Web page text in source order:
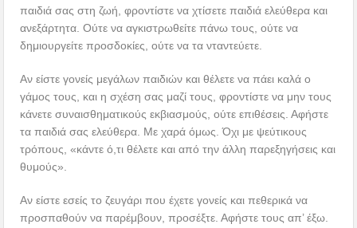
παιδιά σας στη ζωή, φροντίστε να χτίσετε παιδιά ελεύθερα και
ανεξάρτητα. Ούτε να αγκιστρωθείτε πάνω τους, ούτε να
δημιουργείτε προσδοκίες, ούτε να τα νταντεύετε.
Αν είστε γονείς μεγάλων παιδιών και θέλετε να πάει καλά ο
γάμος τους, και η σχέση σας μαζί τους, φροντίστε να μην τους
κάνετε συναισθηματικούς εκβιασμούς, ούτε επιθέσεις. Αφήστε
τα παιδιά σας ελεύθερα. Με χαρά όμως. Όχι με ψεύτικους
τρόπους, «κάντε ό,τι θέλετε και από την άλλη παρεξηγήσεις και
θυμούς».
Αν είστε εσείς το ζευγάρι που έχετε γονείς και πεθερικά να
προσπαθούν να παρέμβουν, προσέξτε. Αφήστε τους απ’ έξω.